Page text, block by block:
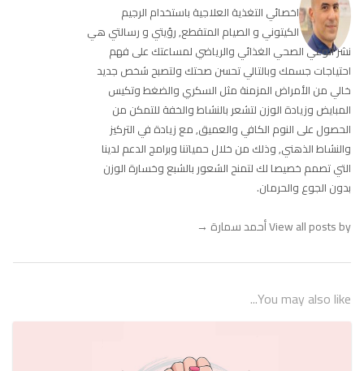
اخصائي التغذية العلاجية باستخدام الرجيم
الكيتوني و الصيام المتقطع, رؤيتي و رسالتي هي
نشر الوعي الصحي الغذائي والرياضي لمساعتك على فهم
احتياجات جسمك وبالتالي تحسن صحتك ولتصبح شخص جديد
خالي من الأمراض المزمنة مثل السكري والضغط وتكيس
المبايض وزيادة الوزن لتشعر بالنشاط والخفة للتمكن من
الحصول على النوم الكافي والعميق, مع زيادة في التركيز
والنشاط الذهني, وذلك من خلال حمياتنا وبرامج الدعم لدينا
التي تصمم خصيصا لك لتمنح الشعور بالشبع وخسارة الوزن
بدون الجوع والحرمان.
View all posts by أحمد سمارة →
You may also like...